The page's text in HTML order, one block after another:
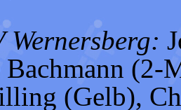
Wernersberg:
(2-
(Gelb),